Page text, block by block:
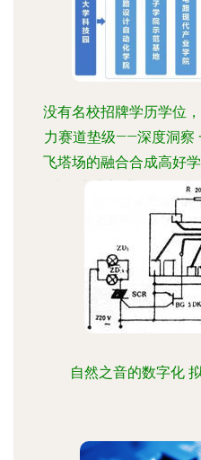
没有名校招牌学历学位
力赛道垫级——深度洞察
飞塔场的融合合成高好
来IC帝业刻进的微观揭
自然之音的数字化